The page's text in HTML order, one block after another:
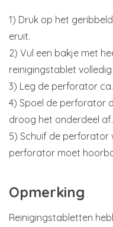
1) Druk op het
eruit.
2) Vul een bakje met
reinigingstablet
3) Leg de perforator
4) Spoel de perforator
droog het onderdeel af.
5) Schuif de perforator
perforator moet
Opmerking
Reinigingstabletten